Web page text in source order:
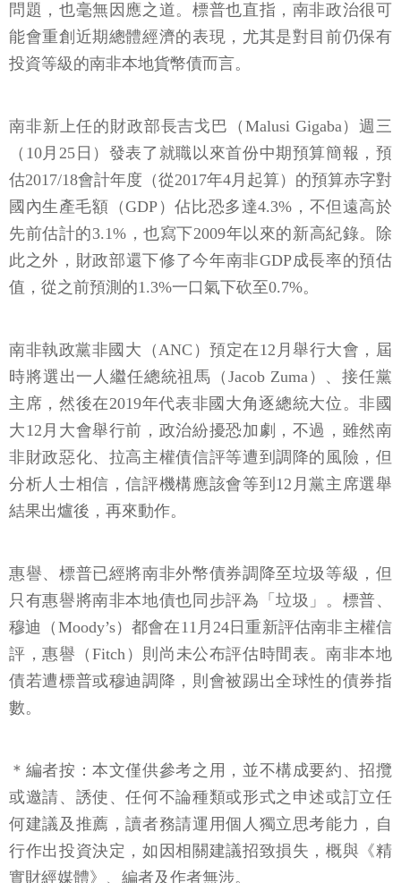
問題，也毫無因應之道。標普也直指，南非政治很可
能會重創近期總體經濟的表現，尤其是對目前仍保有
投資等級的南非本地貨幣債而言。
南非新上任的財政部長吉戈巴（Malusi Gigaba）週三
（10月25日）發表了就職以來首份中期預算簡報，預
估2017/18會計年度（從2017年4月起算）的預算赤字對
國內生產毛額（GDP）佔比恐多達4.3%，不但遠高於
先前估計的3.1%，也寫下2009年以來的新高紀錄。除
此之外，財政部還下修了今年南非GDP成長率的預估
值，從之前預測的1.3%一口氣下砍至0.7%。
南非執政黨非國大（ANC）預定在12月舉行大會，屆
時將選出一人繼任總統祖馬（Jacob Zuma）、接任黨
主席，然後在2019年代表非國大角逐總統大位。非國
大12月大會舉行前，政治紛擾恐加劇，不過，雖然南
非財政惡化、拉高主權債信評等遭到調降的風險，但
分析人士相信，信評機構應該會等到12月黨主席選舉
結果出爐後，再來動作。
惠譽、標普已經將南非外幣債券調降至垃圾等級，但
只有惠譽將南非本地債也同步評為「垃圾」。標普、
穆迪（Moody’s）都會在11月24日重新評估南非主權信
評，惠譽（Fitch）則尚未公布評估時間表。南非本地
債若遭標普或穆迪調降，則會被踢出全球性的債券指
數。
＊編者按：本文僅供參考之用，並不構成要約、招攬
或邀請、誘使、任何不論種類或形式之申述或訂立任
何建議及推薦，讀者務請運用個人獨立思考能力，自
行作出投資決定，如因相關建議招致損失，概與《精
實財經媒體》、編者及作者無涉。